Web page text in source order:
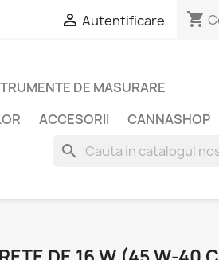
 Autentificare shopping_cart
DE MASURARE
ACCESORII CANNASHOP
search